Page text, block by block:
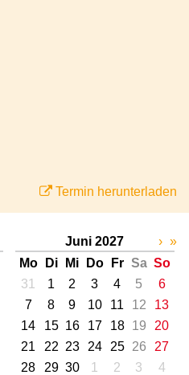
Termin herunterladen
Juni 2027
Mo
Di Mi Do Fr Sa So
31
1 2 3 4 5
6
7
8 9 10 11 12
13
14
15 16 17 18 19
20
21
22 23 24 25 26
27
28
29 30 1 2 3
4
› »